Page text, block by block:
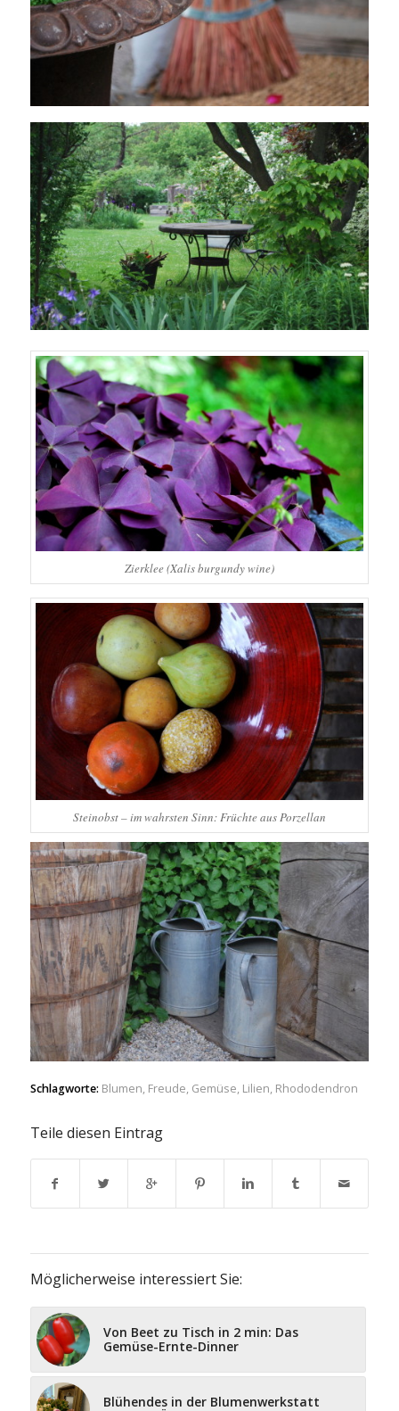
Zierklee (Xalis burgundy wine)
Steinobst – im wahrsten Sinn: Früchte aus Porzellan
Schlagworte: Blumen, Freude, Gemüse, Lilien, Rhododendron
Teile diesen Eintrag
Möglicherweise interessiert Sie:
Von Beet zu Tisch in 2 min: Das
Gemüse-Ernte-Dinner
Blühendes in der Blumenwerkstatt